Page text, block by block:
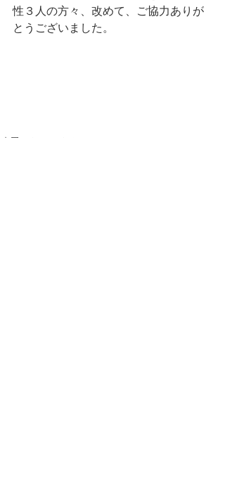
性３人の方々、改めて、ご協力ありが
とうございました。
八尾のおにいさん